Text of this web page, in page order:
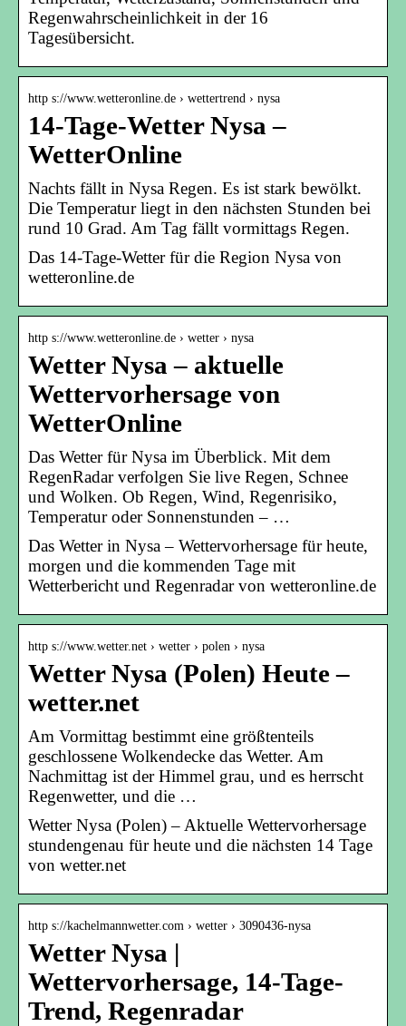
Regenwahrscheinlichkeit in der 16
Tagesübersicht.
http s://www.wetteronline.de › wettertrend › nysa
14-Tage-Wetter Nysa –
WetterOnline
Nachts fällt in Nysa Regen. Es ist stark bewölkt.
Die Temperatur liegt in den nächsten Stunden bei
rund 10 Grad. Am Tag fällt vormittags Regen.
Das 14-Tage-Wetter für die Region Nysa von
wetteronline.de
http s://www.wetteronline.de › wetter › nysa
Wetter Nysa – aktuelle
Wettervorhersage von
WetterOnline
Das Wetter für Nysa im Überblick. Mit dem
RegenRadar verfolgen Sie live Regen, Schnee
und Wolken. Ob Regen, Wind, Regenrisiko,
Temperatur oder Sonnenstunden – …
Das Wetter in Nysa – Wettervorhersage für heute,
morgen und die kommenden Tage mit
Wetterbericht und Regenradar von wetteronline.de
http s://www.wetter.net › wetter › polen › nysa
Wetter Nysa (Polen) Heute –
wetter.net
Am Vormittag bestimmt eine größtenteils
geschlossene Wolkendecke das Wetter. Am
Nachmittag ist der Himmel grau, und es herrscht
Regenwetter, und die …
Wetter Nysa (Polen) – Aktuelle Wettervorhersage
stundengenau für heute und die nächsten 14 Tage
von wetter.net
http s://kachelmannwetter.com › wetter › 3090436-nysa
Wetter Nysa |
Wettervorhersage, 14-Tage-
Trend, Regenradar